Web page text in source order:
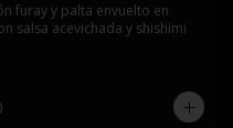
furay y palta envuelto en
salsa acevichada y shishimi